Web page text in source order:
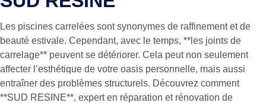
Les piscines carrelées sont synonymes de raffinement et de
beauté estivale. Cependant, avec le temps, **les joints de
carrelage** peuvent se détériorer. Cela peut non seulement
affecter l’esthétique de votre oasis personnelle, mais aussi
entraîner des problèmes structurels. Découvrez comment
**SUD RESINE**, expert en réparation et rénovation de